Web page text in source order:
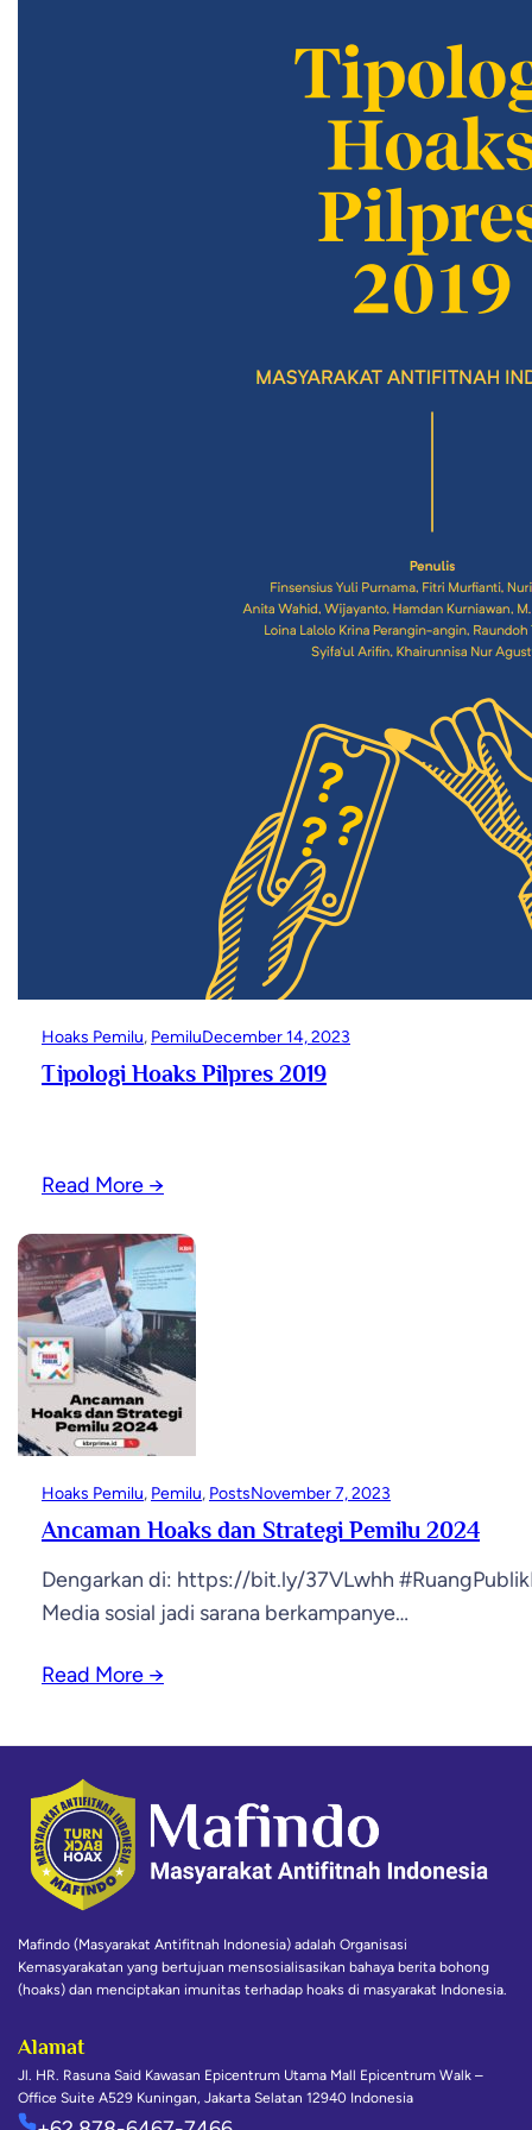
Hoaks Pemilu, PemiluDecember 14, 2023
Tipologi Hoaks Pilpres 2019
Read More →
Hoaks Pemilu, Pemilu, PostsNovember 7, 2023
Ancaman Hoaks dan Strategi Pemilu 2024
Dengarkan di: https://bit.ly/37VLwhh
Media sosial jadi sarana berkampanye…
Read More →
Mafindo (Masyarakat Antifitnah Indonesia) adalah Organisasi
Kemasyarakatan yang bertujuan mensosialisasikan bahaya berita bohong
(hoaks) dan menciptakan imunitas terhadap hoaks di masyarakat Indonesia.
Alamat
Jl. HR. Rasuna Said Kawasan Epicentrum Utama Mall Epicentrum Walk –
Office Suite A529 Kuningan, Jakarta Selatan 12940 Indonesia